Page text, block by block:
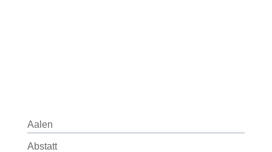
Aalen
Abstatt